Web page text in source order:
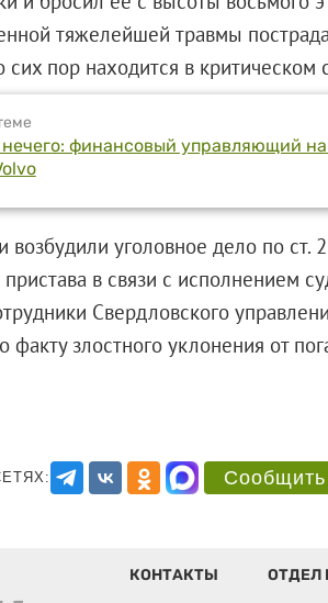
тяжелейшей травмы
сих пор находится в критическом
нечего: финансовый управляющий
возбудили уголовное дело по ст.
в связи с исполнением
Свердловского
факту злостного уклонения от
Сообщить
КОНТАКТЫ ОТДЕЛ